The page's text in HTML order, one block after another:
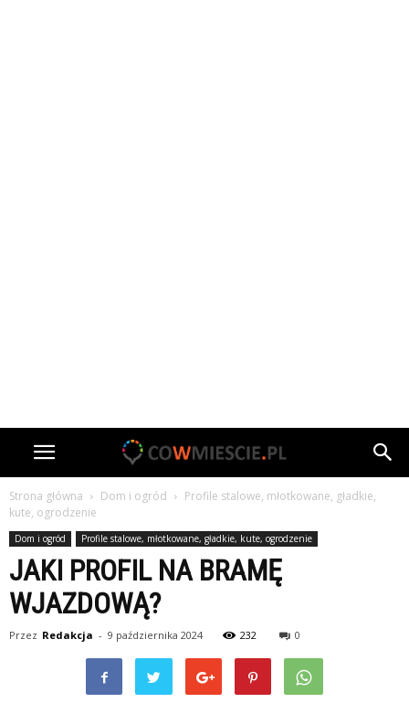
Strona główna Dom i ogród
Profile stalowe, młotkowane, gładkie,
kute, ogrodzenie
Dom i ogród Profile stalowe, młotkowane, gładkie, kute, ogrodzenie
JAKI PROFIL NA BRAMĘ
WJAZDOWĄ?
Przez Redakcja - 9 października 2024 232 0